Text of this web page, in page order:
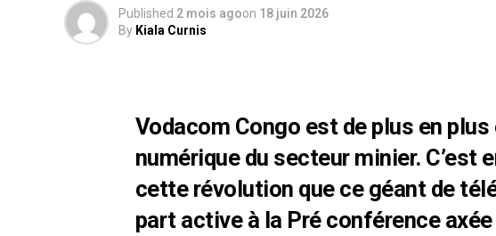
Published 2 mois agoon 18 juin 2026
By Kiala Curnis
Vodacom Congo est de plus en
numérique du secteur minier. C’est
cette révolution que ce géant de
part active à la Pré conférence